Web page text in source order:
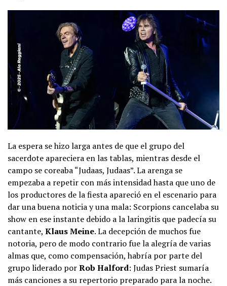
La espera se hizo larga antes de que el grupo del
sacerdote apareciera en las tablas, mientras desde el
campo se coreaba “Judaas, Judaas”. La arenga se
empezaba a repetir con más intensidad hasta que uno de
los productores de la fiesta apareció en el escenario para
dar una buena noticia y una mala: Scorpions cancelaba su
show en ese instante debido a la laringitis que padecía su
cantante, Klaus Meine. La decepción de muchos fue
notoria, pero de modo contrario fue la alegría de varias
almas que, como compensación, habría por parte del
grupo liderado porRob Halford: Judas Priest sumaría
más canciones a su repertorio preparado para la noche.